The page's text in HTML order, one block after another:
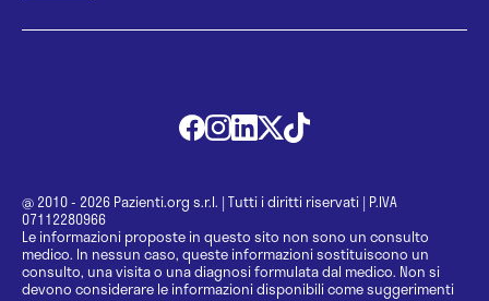
@ 2010 - 2026 Pazienti.org s.r.l. | Tutti i diritti riservati | P.IVA
07112280966
Le informazioni proposte in questo sito non sono un consulto
medico. In nessun caso, queste informazioni sostituiscono un
consulto, una visita o una diagnosi formulata dal medico. Non si
devono considerare le informazioni disponibili come suggerimenti